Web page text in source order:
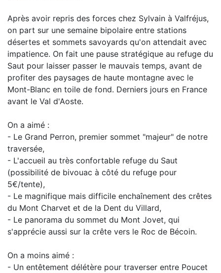
Après avoir repris des forces chez Sylvain à Valfréjus,
on part sur une semaine bipolaire entre stations
désertes et sommets savoyards qu'on attendait avec
impatience. On fait une pause stratégique au refuge du
Saut pour laisser passer le mauvais temps, avant de
profiter des paysages de haute montagne avec le
Mont-Blanc en toile de fond. Derniers jours en France
avant le Val d'Aoste.
On a aimé :
- Le Grand Perron, premier sommet "majeur" de notre
traversée,
- L'accueil au très confortable refuge du Saut
(possibilité de bivouac à côté du refuge pour
5€/tente),
- Le magnifique mais difficile enchaînement des crêtes
du Mont Charvet et de la Dent du Villard,
- Le panorama du sommet du Mont Jovet, qui
s'apprécie aussi sur la crête vers le Roc de Bécoin.
On a moins aimé :
- Un entêtement délétère pour traverser entre Poucet